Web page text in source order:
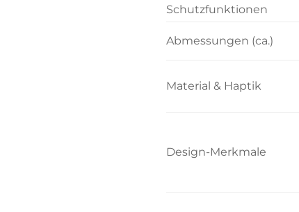
Schutzfunktionen
Abmessungen (ca.)
Material & Haptik
Design-Merkmale